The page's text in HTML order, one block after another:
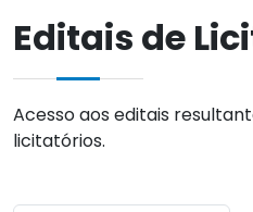
Editais de
Acesso aos editais
licitatórios.